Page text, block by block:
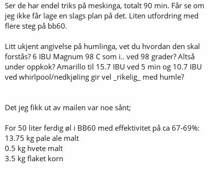
Ser de har endel triks på meskinga, totalt 90 min. Får se om
jeg ikke får lage en slags plan på det. Liten utfordring med
flere steg på bb60.
Litt ukjent angivelse på humlinga, vet du hvordan den skal
forstås? 6 IBU Magnum 98 C som i.. ved 98 grader? Altså
under oppkok? Amarillo til 15.7 IBU ved 5 min og 10.7 IBU
ved whirlpool/nedkjøling gir vel _rikelig_ med humle?
Det jeg fikk ut av mailen var noe sånt;
For 50 liter ferdig øl i BB60 med effektivitet på ca 67-69%:
13.75 kg pale ale malt
0.5 kg hvete malt
3.5 kg flaket korn